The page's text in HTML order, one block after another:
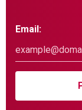
Email: